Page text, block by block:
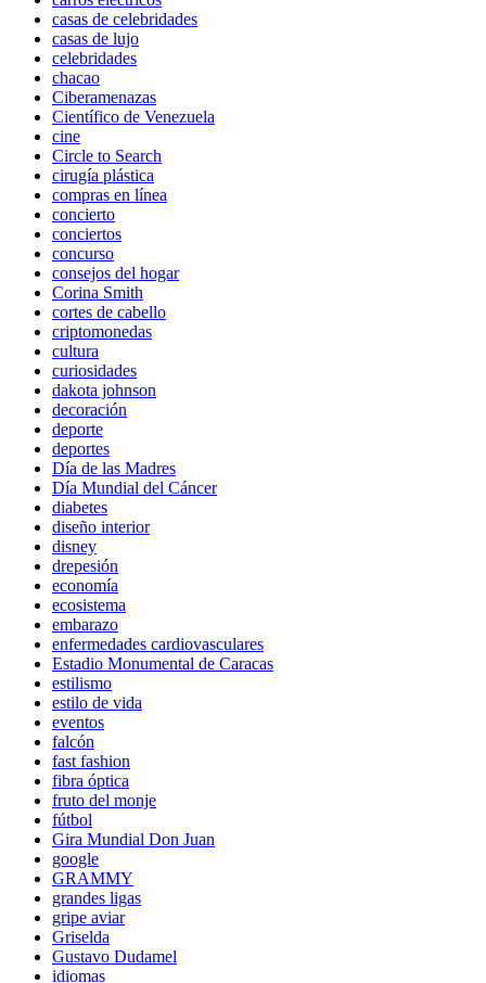
casas de celebridades
casas de lujo
celebridades
chacao
Ciberamenazas
Científico de Venezuela
cine
Circle to Search
cirugía plástica
compras en línea
concierto
conciertos
concurso
consejos del hogar
Corina Smith
cortes de cabello
criptomonedas
cultura
curiosidades
dakota johnson
decoración
deporte
deportes
Día de las Madres
Día Mundial del Cáncer
diabetes
diseño interior
disney
drepesión
economía
ecosistema
embarazo
enfermedades cardiovasculares
Estadio Monumental de Caracas
estilismo
estilo de vida
eventos
falcón
fast fashion
fibra óptica
fruto del monje
fútbol
Gira Mundial Don Juan
google
GRAMMY
grandes ligas
gripe aviar
Griselda
Gustavo Dudamel
idiomas